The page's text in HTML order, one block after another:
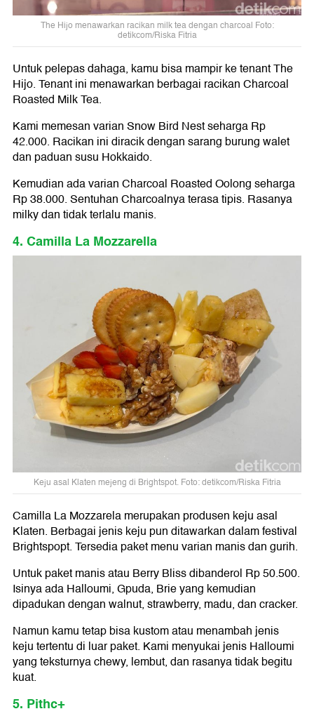
The Hijo menawarkan racikan milk tea dengan charcoal Foto:
detikcom/Riska Fitria
Untuk pelepas dahaga, kamu bisa mampir ke tenant The
Hijo. Tenant ini menawarkan berbagai racikan Charcoal
Roasted Milk Tea.
Kami memesan varian Snow Bird Nest seharga Rp
42.000. Racikan ini diracik dengan sarang burung walet
dan paduan susu Hokkaido.
Kemudian ada varian Charcoal Roasted Oolong seharga
Rp 38.000. Sentuhan Charcoalnya terasa tipis. Rasanya
milky dan tidak terlalu manis.
4. Camilla La Mozzarella
Keju asal Klaten mejeng di Brightspot. Foto: detikcom/Riska Fitria
Camilla La Mozzarela merupakan produsen keju asal
Klaten. Berbagai jenis keju pun ditawarkan dalam festival
Brightspopt. Tersedia paket menu varian manis dan gurih.
Untuk paket manis atau Berry Bliss dibanderol Rp 50.500.
Isinya ada Halloumi, Gpuda, Brie yang kemudian
dipadukan dengan walnut, strawberry, madu, dan cracker.
Namun kamu tetap bisa kustom atau menambah jenis
keju tertentu di luar paket. Kami menyukai jenis Halloumi
yang teksturnya chewy, lembut, dan rasanya tidak begitu
kuat.
5. Pithc+